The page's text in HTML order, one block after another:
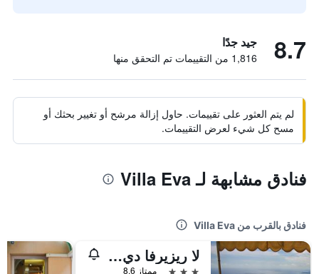
8.7 جيد جدًا
1,816 من التقييمات تم التحقق منها
لم يتم العثور على تقييمات. حاول إزالة مرشح أو تغيير بحثك أو
مسح كل شيء لعرض التقييمات.
فنادق مشابهة لـ Villa Eva
فنادق بالقرب من Villa Eva
لا ريزيرفا دي كاستيل دابيو
3 نجوم
ممتاز 8.6